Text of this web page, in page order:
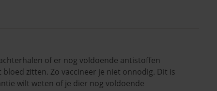
of er nog voldoende antistoffen
zitten. Zo vaccineer je niet onnodig. Dit is
wilt weten of je dier nog voldoende